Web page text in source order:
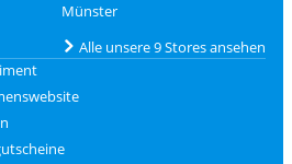
Münster
Alle unsere 9 Stores ansehen